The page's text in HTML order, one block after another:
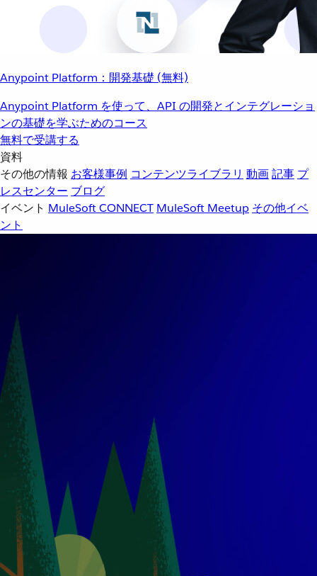
Anypoint Platform：開発基礎 (無料)
Anypoint Platform を使って、API の開発とインテグレーショ
ンの基礎を学ぶためのコース
無料で受講する
資料
その他の情報 お客様事例 コンテンツライブラリ 動画記事 プ
レスセンター ブログ
イベント MuleSoft CONNECT MuleSoft Meetup その他イベ
ント